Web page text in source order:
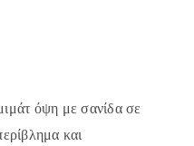
όψη με σανίδα σε
και